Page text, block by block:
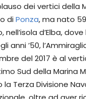
dei vertici della
diPonza, ma nato
nell’isola d’Elba,
anni ’50,
del 2017 è al
Sud della Marina
Terza Divisione